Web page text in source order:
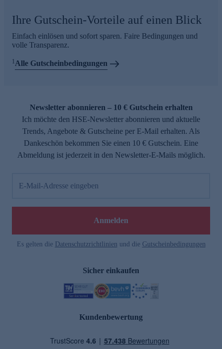
Ihre Gutschein-Vorteile auf einen Blick
Einfach einlösen und sofort sparen. Faire Bedingungen und
volle Transparenz.
1Alle Gutscheinbedingungen
Newsletter abonnieren – 10 € Gutschein erhalten
Ich möchte den HSE-Newsletter abonnieren und aktuelle
Trends, Angebote & Gutscheine per E-Mail erhalten. Als
Dankeschön bekommen Sie einen 10 € Gutschein. Eine
Abmeldung ist jederzeit in den Newsletter-E-Mails möglich.
E-Mail-Adresse eingeben
Anmelden
Es gelten die Datenschutzrichtlinien und die Gutscheinbedingungen
Sicher einkaufen
Kundenbewertung